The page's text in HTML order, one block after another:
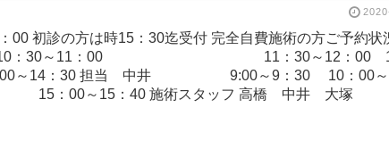
初診の方は時15：30迄受付 完全自費施術の方ご予約状
：30～11：00 11：30～12：00 13
担当 中井 9:00～9：30 10：00～
～15：40 施術スタッフ 高橋 中井 大塚